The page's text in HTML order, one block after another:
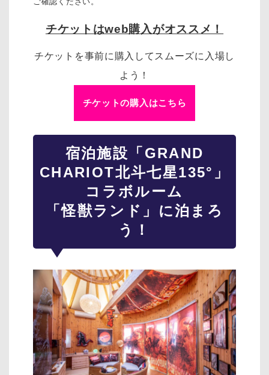
チケットはweb購入がオススメ！
チケットを事前に購入してスムーズに入場し
よう！
チケットの購入はこちら
宿泊施設「GRAND
CHARIOT北斗七星135°」
コラボルーム
「怪獣ランド」に泊まろ
う！